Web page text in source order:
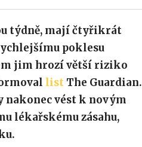
týdně, mají čtyřikrát
poklesu
jim hrozí větší riziko
list The Guardian.
nakonec vést k novým
lékařskému zásahu,